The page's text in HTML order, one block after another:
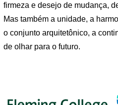
firmeza e desejo de mudança,
Mas também a unidade, a
o conjunto arquitetônico, a
de olhar para o futuro.